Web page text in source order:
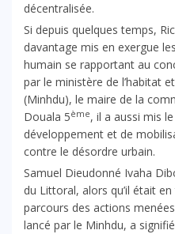
décentralisée.
Si depuis quelques temps,
davantage mis en exergue
humain se rapportant au
par le ministère de l’habitat
(Minhdu), le maire de la
Douala 5ème, il a aussi mis
développement et de
contre le désordre urbain.
Samuel Dieudonné Ivaha
du Littoral, alors qu’il était
parcours des actions
lancé par le Minhdu, a